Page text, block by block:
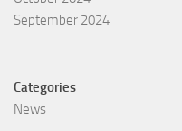
September 2024
Categories
News